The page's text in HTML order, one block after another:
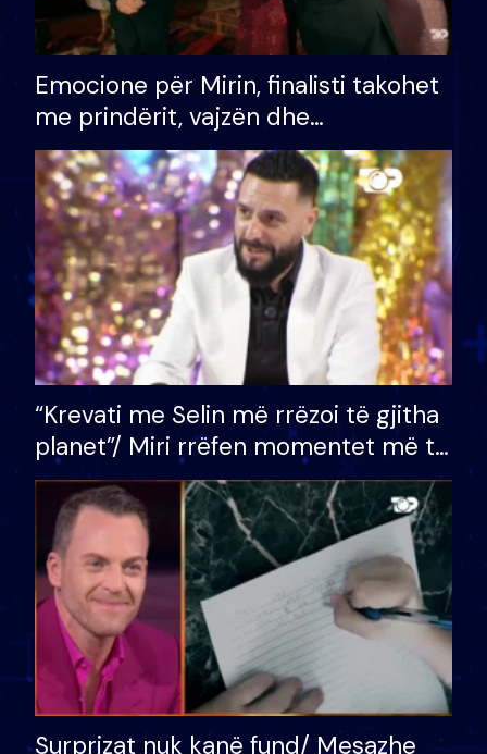
Emocione për Mirin, finalisti takohet
me prindërit, vajzën dhe
bashkëshorten: S’kemi ndonjë letër
divorci apo jo?
“Krevati me Selin më rrëzoi të gjitha
planet”/ Miri rrëfen momentet më të
bukura në shtëpinë e BB VIP: Do më
mungojë zilja e mëngjesit kur…
Surprizat nuk kanë fund/ Mesazhe